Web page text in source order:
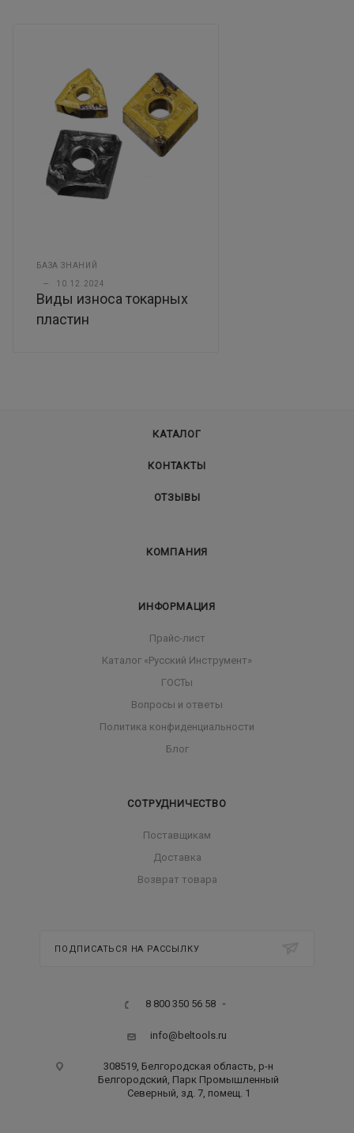
БАЗА ЗНАНИЙ
— 10.12.2024
Виды износа токарных
пластин
КАТАЛОГ
КОНТАКТЫ
ОТЗЫВЫ
КОМПАНИЯ
ИНФОРМАЦИЯ
Прайс-лист
Каталог «Русский Инструмент»
ГОСТы
Вопросы и ответы
Политика конфиденциальности
Блог
СОТРУДНИЧЕСТВО
Поставщикам
Доставка
Возврат товара
ПОДПИСАТЬСЯ НА РАССЫЛКУ
8 800 350 56 58
info@beltools.ru
308519, Белгородская область, р-н
Белгородский, Парк Промышленный
Северный, зд. 7, помещ. 1